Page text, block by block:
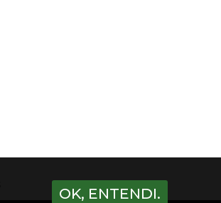
OK, ENTENDI.